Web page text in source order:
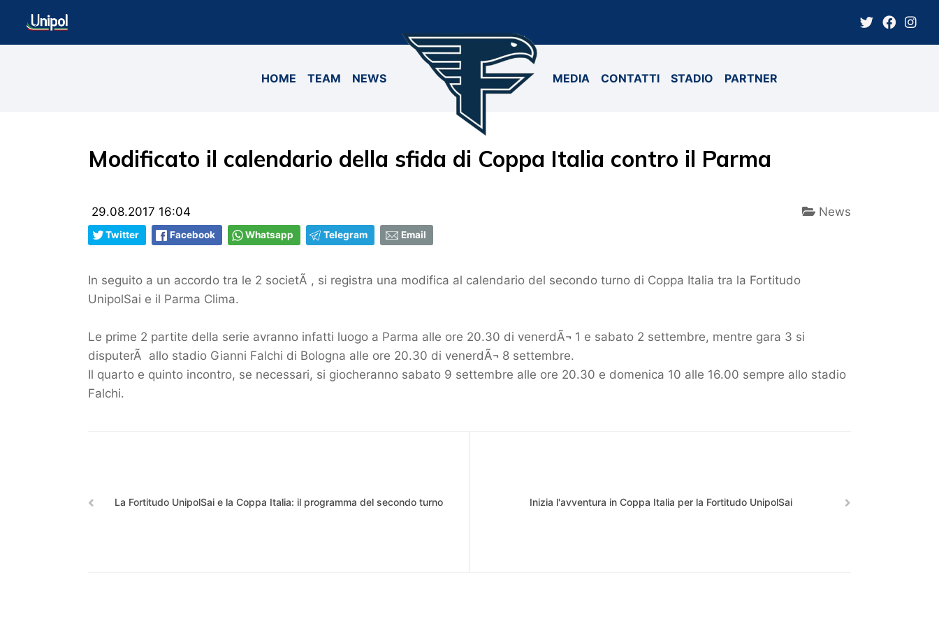
HOME TEAM NEWS MEDIA CONTATTI STADIO PARTNER
Modificato il calendario della sfida di Coppa Italia contro il Parma
29.08.2017 16:04 News
Twitter Facebook Whatsapp Telegram Email
In seguito a un accordo tra le 2 societÃ , si registra una modifica al calendario del secondo turno di Coppa Italia tra la Fortitudo
UnipolSai e il Parma Clima.
Le prime 2 partite della serie avranno infatti luogo a Parma alle ore 20.30 di venerdÃ¬ 1 e sabato 2 settembre, mentre gara 3 si
disputerÃ allo stadio Gianni Falchi di Bologna alle ore 20.30 di venerdÃ¬ 8 settembre.
Il quarto e quinto incontro, se necessari, si giocheranno sabato 9 settembre alle ore 20.30 e domenica 10 alle 16.00 sempre allo stadio
Falchi.
La Fortitudo UnipolSai e la Coppa Italia: il programma del secondo turno Inizia l'avventura in Coppa Italia per la Fortitudo UnipolSai